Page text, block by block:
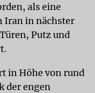
als eine
Iran in nächster
Putz und
in Höhe von rund
der engen